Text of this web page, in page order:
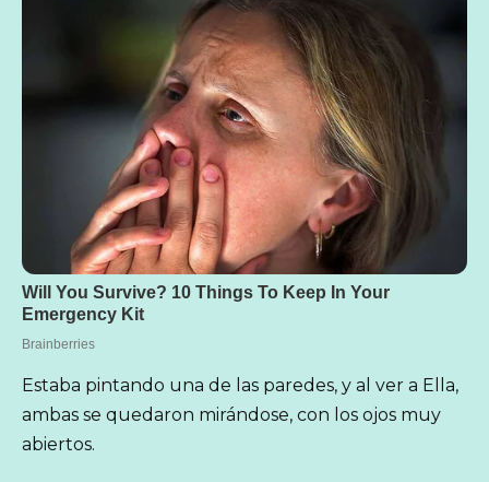
Estaba pintando una de las paredes, y al ver a Ella,
ambas se quedaron mirándose, con los ojos muy
abiertos.